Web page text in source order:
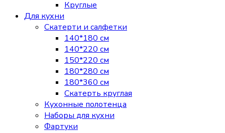
Круглые
Для кухни
Скатерти и салфетки
140*180 см
140*220 см
150*220 см
180*280 см
180*360 см
Скатерть круглая
Кухонные полотенца
Наборы для кухни
Фартуки